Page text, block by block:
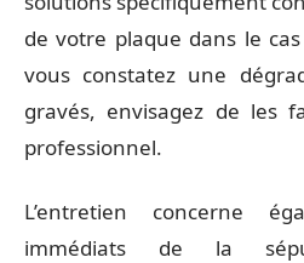
de votre plaque dans le
vous constatez une
gravés, envisagez de les
professionnel.
L’entretien concerne
immédiats de la